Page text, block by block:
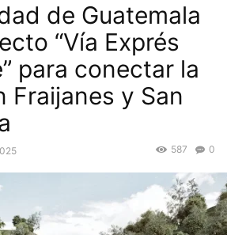
de Guatemala
“Vía Exprés
para conectar la
Fraijanes y San
0
587